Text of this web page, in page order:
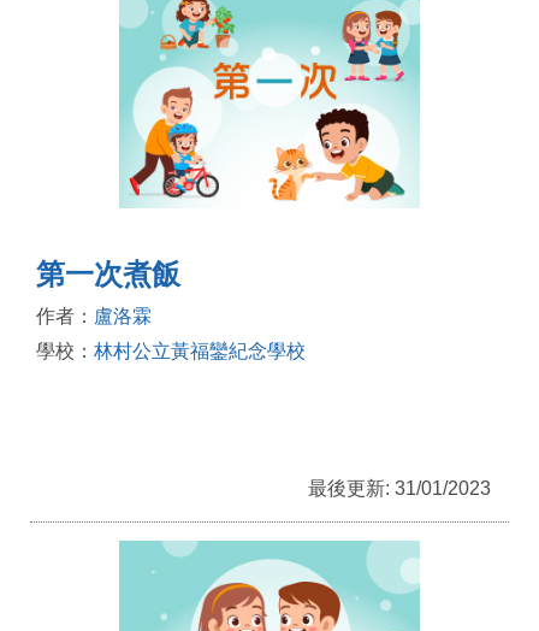
第一次煮飯
作者： 盧洛霖
學校： 林村公立黃福鑾紀念學校
最後更新: 31/01/2023